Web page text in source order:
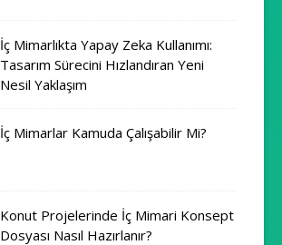
İç Mimarlıkta Yapay Zeka Kullanımı:
Tasarım Sürecini Hızlandıran Yeni
Nesil Yaklaşım
İç Mimarlar Kamuda Çalışabilir Mi?
Konut Projelerinde İç Mimari Konsept
Dosyası Nasıl Hazırlanır?